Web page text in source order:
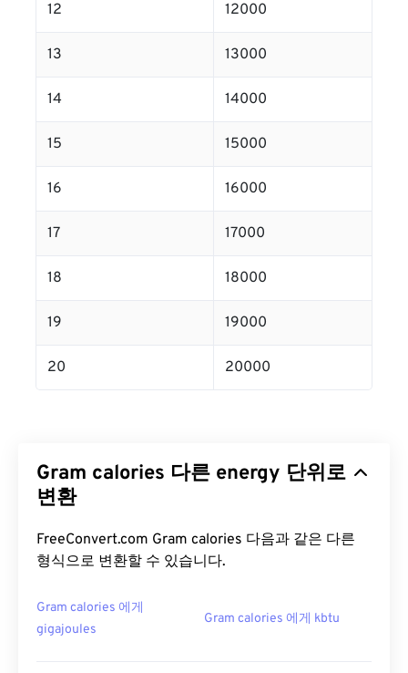
12 12000
13 13000
14 14000
15 15000
16 16000
17 17000
18 18000
19 19000
20 20000
Gram calories 다른 energy 단위로
변환
FreeConvert.com Gram calories 다음과 같은 다른
형식으로 변환할 수 있습니다.
Gram calories 에게
gigajoules
Gram calories 에게 kbtu